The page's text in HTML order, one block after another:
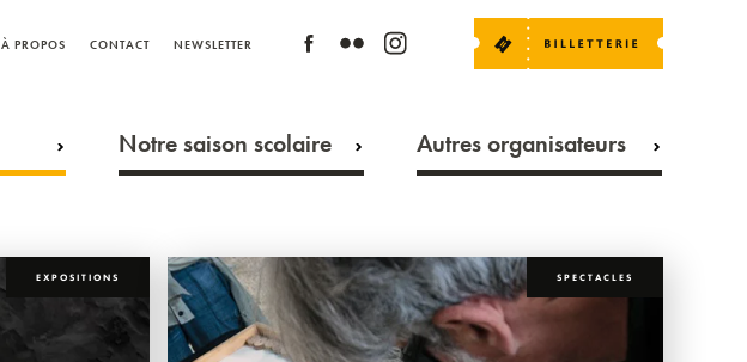
À PROPOS CONTACT NEWSLETTER
Notre saison scolaire Autres organisateurs
EXPOSITIONS SPECTACLES